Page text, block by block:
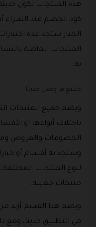
هذه المنتجات تكون
كود الخصم عند الشراء
الخيار ستجد عدة
المنتجات الخاصة
به.
جميع ما وصل حديثا
ويضم جميع المنتجات
باختلاف أنواعها او
الخصومات والعروض
وستجد به أقسام أو
لنوع المنتجات
منتجات معينة.
في التطبيق حديثا، ومع